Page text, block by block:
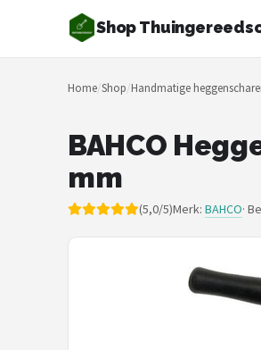
Shop
Zoeken
NAVIGATIE
Merken
Home/Shop/Handmatige
BAHCO
mm
(5,0/5)Merk: BAHCO·